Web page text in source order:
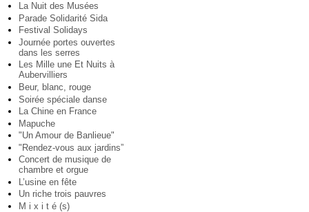
La Nuit des Musées
Parade Solidarité Sida
Festival Solidays
Journée portes ouvertes
dans les serres
Les Mille une Et Nuits à
Aubervilliers
Beur, blanc, rouge
Soirée spéciale danse
La Chine en France
Mapuche
"Un Amour de Banlieue"
"Rendez-vous aux jardins”
Concert de musique de
chambre et orgue
L’usine en fête
Un riche trois pauvres
M i x i t é (s)